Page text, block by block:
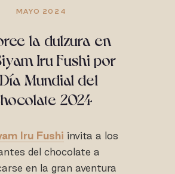
MAYO 2024
la dulzura en
Iru Fushi por
Mundial del
2024
Iru Fushi invita a los
del chocolate a
en la gran aventura